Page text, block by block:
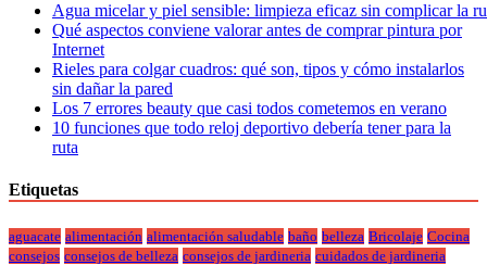
Agua micelar y piel sensible: limpieza eficaz sin complicar la
Qué aspectos conviene valorar antes de comprar pintura por
Internet
Rieles para colgar cuadros: qué son, tipos y cómo instalarlos
sin dañar la pared
Los 7 errores beauty que casi todos cometemos en verano
10 funciones que todo reloj deportivo debería tener para la
ruta
Etiquetas
aguacate alimentación alimentación saludable baño belleza Bricolaje Cocina
consejos consejos de belleza consejos de jardineria cuidados de jardineria